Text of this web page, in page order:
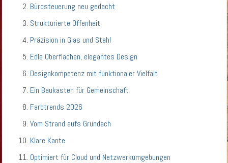
Bürosteuerung neu gedacht
Strukturierte Offenheit
Präzision in Glas und Stahl
Edle Oberflächen, elegantes Design
Designkompetenz mit funktionaler Vielfalt
Ein Baukasten für Gemeinschaft
Farbtrends 2026
Vom Strand aufs Gründach
Klare Kante
Optimiert für Cloud und Netzwerkumgebungen